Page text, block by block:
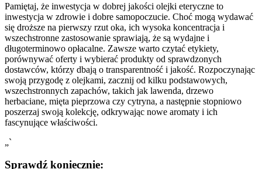
Pamiętaj, że inwestycja w dobrej jakości olejki eteryczne to
inwestycja w zdrowie i dobre samopoczucie. Choć mogą wydawać
się droższe na pierwszy rzut oka, ich wysoka koncentracja i
wszechstronne zastosowanie sprawiają, że są wydajne i
długoterminowo opłacalne. Zawsze warto czytać etykiety,
porównywać oferty i wybierać produkty od sprawdzonych
dostawców, którzy dbają o transparentność i jakość. Rozpoczynając
swoją przygodę z olejkami, zacznij od kilku podstawowych,
wszechstronnych zapachów, takich jak lawenda, drzewo
herbaciane, mięta pieprzowa czy cytryna, a następnie stopniowo
poszerzaj swoją kolekcję, odkrywając nowe aromaty i ich
fascynujące właściwości.
„`
Sprawdź koniecznie: